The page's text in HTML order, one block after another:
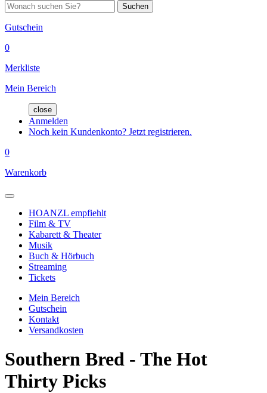
Suchen
Gutschein
0
Merkliste
Mein Bereich
close
Anmelden
Noch kein Kundenkonto? Jetzt registrieren.
0
Warenkorb
HOANZL empfiehlt
Film & TV
Kabarett & Theater
Musik
Buch & Hörbuch
Streaming
Tickets
Mein Bereich
Gutschein
Kontakt
Versandkosten
Southern Bred - The Hot
Thirty Picks